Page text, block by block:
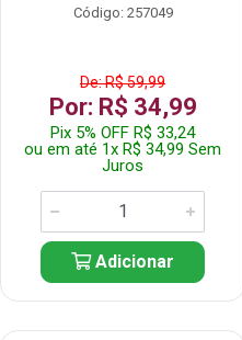
Código: 257049
De: R$ 59,99
Por: R$ 34,99
Pix 5% OFF R$ 33,24
ou em até 1x R$ 34,99 Sem
Juros
Adicionar